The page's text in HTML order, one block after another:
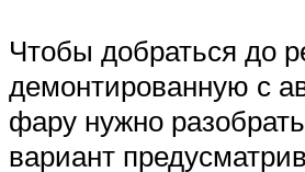
Чтобы добраться до
демонтированную с
фару нужно
вариант